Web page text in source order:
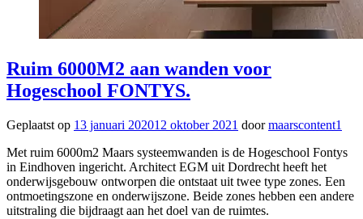
Ruim 6000M2 aan wanden voor
Hogeschool FONTYS.
Geplaatst op 13 januari 202012 oktober 2021 doormaarscontent1
Met ruim 6000m2 Maars systeemwanden is de Hogeschool Fontys
in Eindhoven ingericht. Architect EGM uit Dordrecht heeft het
onderwijsgebouw ontworpen die ontstaat uit twee type zones. Een
ontmoetingszone en onderwijszone. Beide zones hebben een andere
uitstraling die bijdraagt aan het doel van de ruimtes.